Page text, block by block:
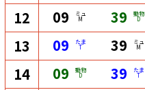
12 09 ミュ
M 39 動物
D
13 09 たま
T 39 ミュ
M
14 09 動物
D 39 たま
T